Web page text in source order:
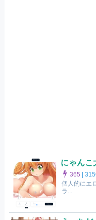
にゃんこ
365 |
個人的にエ
ラ...